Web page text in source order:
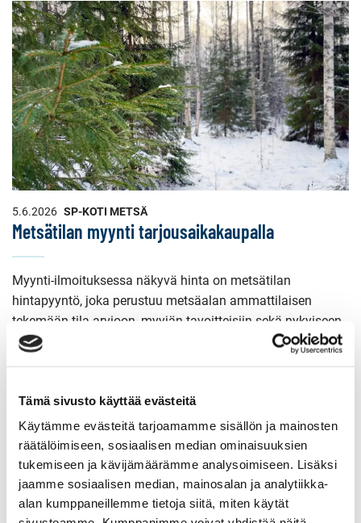
Tämä sivusto käyttää evästeitä
Käytämme evästeitä tarjoamamme sisällön ja mainosten
räätälöimiseen, sosiaalisen median ominaisuuksien
tukemiseen ja kävijämäärämme analysoimiseen. Lisäksi
jaamme sosiaalisen median, mainosalan ja analytiikka-
alan kumppaneillemme tietoja siitä, miten käytät
5.6.2026 SP-KOTI METSÄ
Metsätilan myynti tarjousaikakaupalla
Myynti-ilmoituksessa näkyvä hinta on metsätilan
hintapyyntö, joka perustuu metsäalan ammattilaisen
tekemään tila-arvioon, myyjän tavoitteisiin sekä nykyiseen
markkinahintaan. Ostajaehdokas voi tarjota metsätilasta